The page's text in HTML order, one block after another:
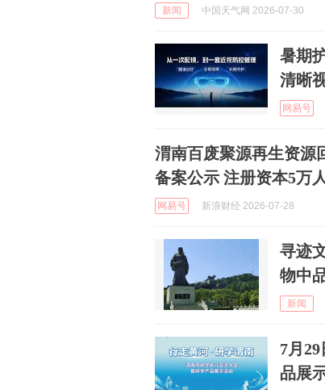
新闻 中国天气网 2026-07-30
暑期
清晰
网易号
渭南百废聚源再生资源
备案公示 注册资本5万
网易号 新浪财经 2026-07-28
寻迹
物中
新闻
7月
品展